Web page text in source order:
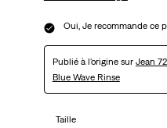
Oui, Je recommande ce
Publié à l'origine sur Jean
Blue Wave Rinse
Taille